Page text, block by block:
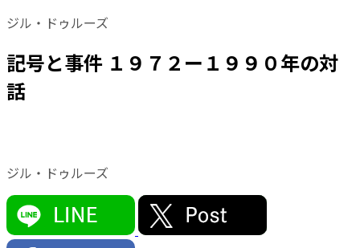
ジル・ドゥルーズ
記号と事件 １９７２ー１９９０年の対
話
ジル・ドゥルーズ